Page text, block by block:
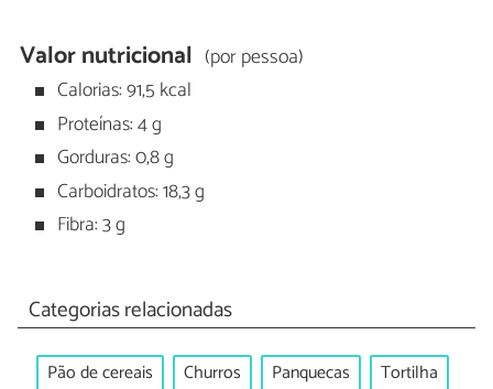
Valor nutricional (por pessoa)
Calorias: 91,5 kcal
Proteínas: 4 g
Gorduras: 0,8 g
Carboidratos: 18,3 g
Fibra: 3 g
Categorias relacionadas
Pão de cereais Churros Panquecas
Tortilha